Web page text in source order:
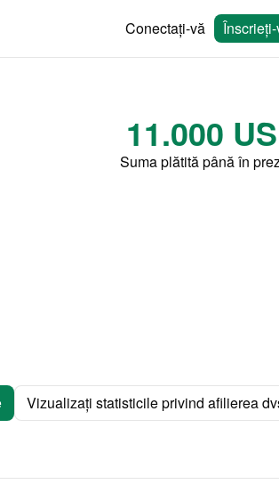
Conectați-vă
11.000
Suma plătită până în
Vizualizați statisticile privind afilierea